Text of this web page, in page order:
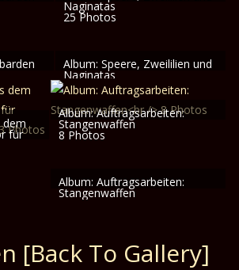
Naginatas
25 Photos
Album: Speere, Zweililien und
Naginatas
25 Photos
dem
für
Album: Auftragsarbeiten:
Stangenwaffen
8 Photos
Album: Auftragsarbeiten:
Stangenwaffen
8 Photos
[Back To Gallery]